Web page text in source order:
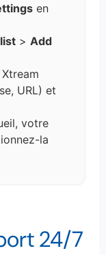
en
> Add
URL) et
votre
la
24/7